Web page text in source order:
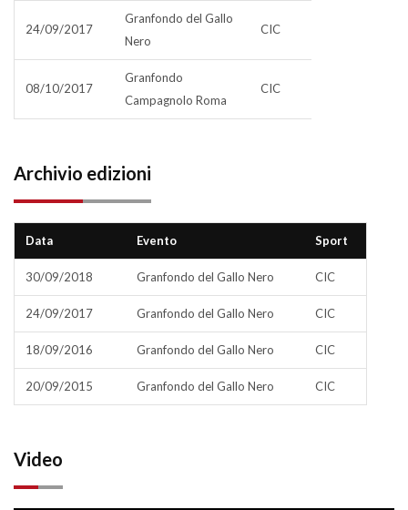
24/09/2017
Granfondo del Gallo
Nero
CIC
08/10/2017
Granfondo
Campagnolo Roma
CIC
Archivio edizioni
Data Evento Sport
30/09/2018 Granfondo del Gallo Nero CIC
24/09/2017 Granfondo del Gallo Nero CIC
18/09/2016 Granfondo del Gallo Nero CIC
20/09/2015 Granfondo del Gallo Nero CIC
Video